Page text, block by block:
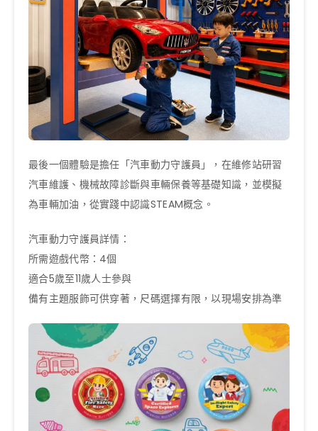
最後一個體驗是擔任「汽車動力守護員」，在維修站研習
汽車維護、機械故障診斷與車輛保養等基礎知識，並模擬
為車輛加油，從實踐中認識STEAM概念。
汽車動力守護員詳情：
所需遊戲代幣：4個
適合5歲至11歲人士參與
備有主題服飾可供穿著，尺碼選擇有限，以現場安排為準